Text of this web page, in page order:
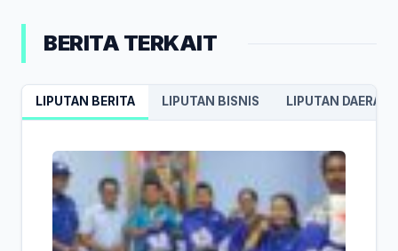
BERITA TERKAIT
LIPUTAN BERITA LIPUTAN BISNIS LIPUTAN DAERAH